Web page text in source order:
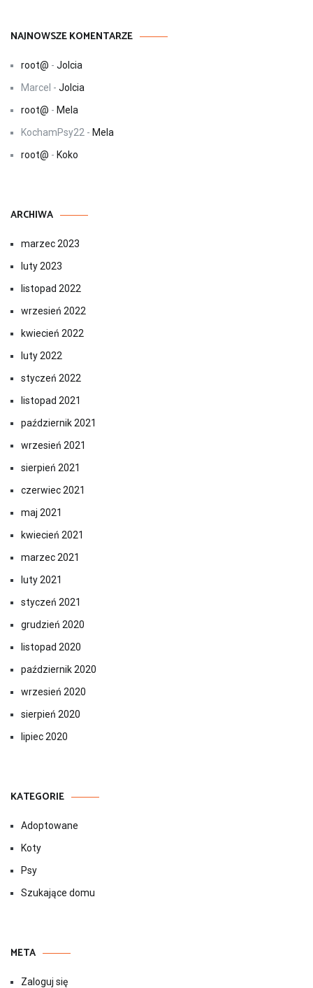
NAJNOWSZE KOMENTARZE
root@ - Jolcia
Marcel - Jolcia
root@ - Mela
KochamPsy22 - Mela
root@ - Koko
ARCHIWA
marzec 2023
luty 2023
listopad 2022
wrzesień 2022
kwiecień 2022
luty 2022
styczeń 2022
listopad 2021
październik 2021
wrzesień 2021
sierpień 2021
czerwiec 2021
maj 2021
kwiecień 2021
marzec 2021
luty 2021
styczeń 2021
grudzień 2020
listopad 2020
październik 2020
wrzesień 2020
sierpień 2020
lipiec 2020
KATEGORIE
Adoptowane
Koty
Psy
Szukające domu
META
Zaloguj się